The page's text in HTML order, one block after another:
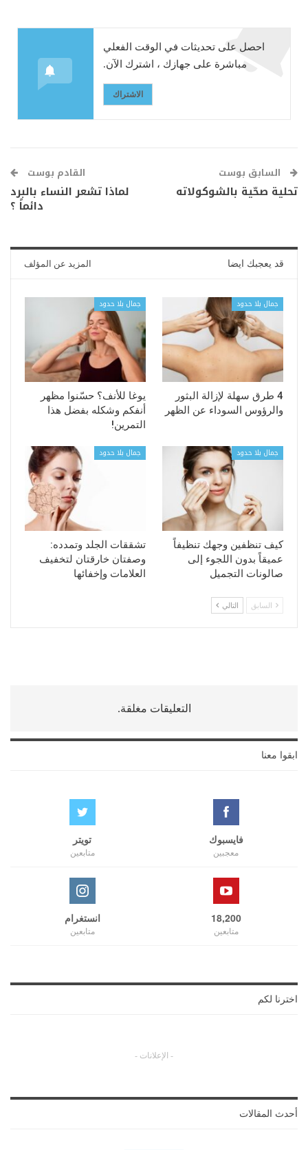
احصل على تحديثات في الوقت الفعلي
مباشرة على جهازك ، اشترك الآن.
الاشتراك
السابق بوست
تحلية صحّية بالشوكولاته
القادم بوست
لماذا تشعر النساء بالبرد
دائماً ؟
قد يعجبك ايضا المزيد عن المؤلف
جمال بلا حدود
4 طرق سهلة لإزالة البثور
والرؤوس السوداء عن الظهر
جمال بلا حدود
يوغا للأنف؟ حسّنوا مظهر
أنفكم وشكله بفضل هذا
التمرين!
جمال بلا حدود
كيف تنظفين وجهك تنظيفاً
عميقاً بدون اللجوء إلى
صالونات التجميل
جمال بلا حدود
تشققات الجلد وتمدده:
وصفتان خارقتان لتخفيف
العلامات وإخفائها
السابق التالي
التعليقات مغلقة.
ابقوا معنا
فايسبوك
معجبين
تويتر
متابعين
18,200
متابعين
انستغرام
متابعين
اخترنا لكم
- الإعلانات -
أحدث المقالات